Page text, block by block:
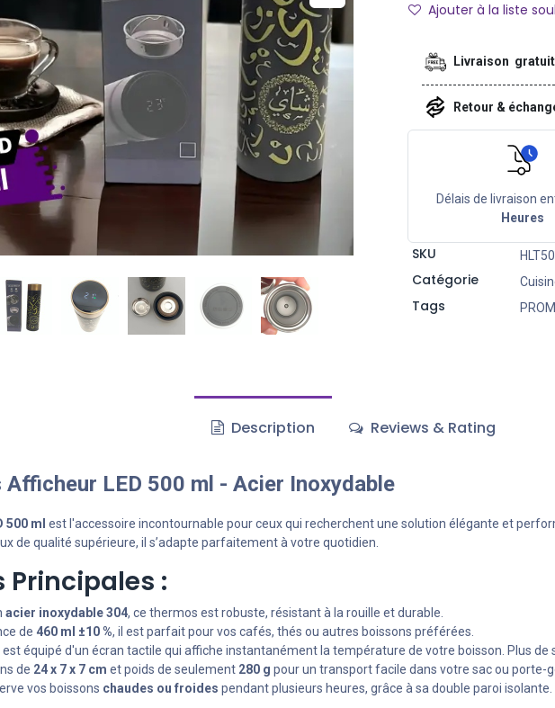
Ajouter à la liste
Livraison
Retour &
Délais de livraison
Heures
SKU
Catégorie
Tags
Description Reviews & Rating
Afficheur LED 500 ml - Acier Inoxydable
500 ml est l'accessoire incontournable pour ceux qui recherchent une solution élégante et
de qualité supérieure, il s’adapte parfaitement à votre quotidien.
Principales :
acier inoxydable 304, ce thermos est robuste, résistant à la rouille et durable.
de 460 ml ±10 %, il est parfait pour vos cafés, thés ou autres boissons préférées.
est équipé d'un écran tactile qui affiche instantanément la température de votre boisson. Plus de
de 24 x 7 x 7 cm et poids de seulement 280 g pour un transport facile dans votre sac ou porte-
vos boissons chaudes ou froides pendant plusieurs heures, grâce à sa double paroi isolante.